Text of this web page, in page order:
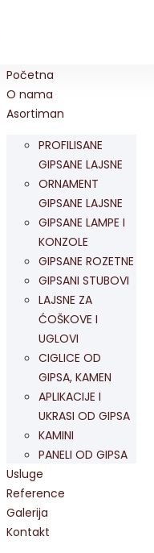
Početna
O nama
Asortiman
PROFILISANE
GIPSANE LAJSNE
ORNAMENT
GIPSANE LAJSNE
GIPSANE LAMPE I
KONZOLE
GIPSANE ROZETNE
GIPSANI STUBOVI
LAJSNE ZA
ĆOŠKOVE I
UGLOVI
CIGLICE OD
GIPSA, KAMEN
APLIKACIJE I
UKRASI OD GIPSA
KAMINI
PANELI OD GIPSA
Usluge
Reference
Galerija
Kontakt